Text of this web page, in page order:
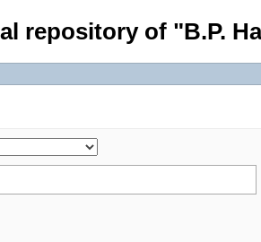
repository of "B.P.